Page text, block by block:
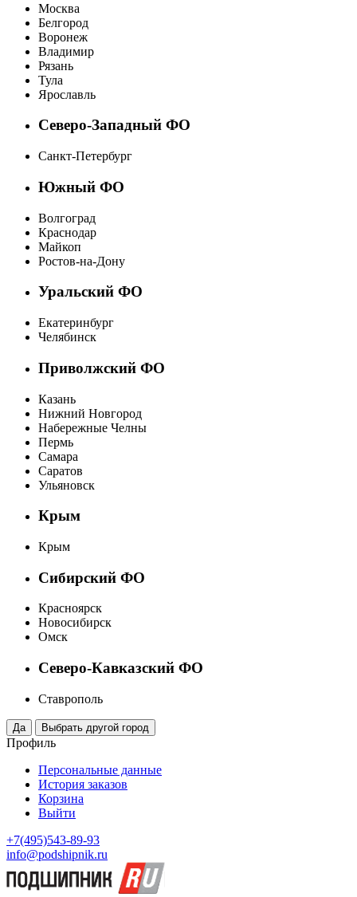
Москва
Белгород
Воронеж
Владимир
Рязань
Тула
Ярославль
Северо-Западный ФО
Санкт-Петербург
Южный ФО
Волгоград
Краснодар
Майкоп
Ростов-на-Дону
Уральский ФО
Екатеринбург
Челябинск
Приволжский ФО
Казань
Нижний Новгород
Набережные Челны
Пермь
Самара
Саратов
Ульяновск
Крым
Крым
Сибирский ФО
Красноярск
Новосибирск
Омск
Северо-Кавказский ФО
Ставрополь
Профиль
Персональные данные
История заказов
Корзина
Выйти
+7(495)543-89-93
info@podshipnik.ru